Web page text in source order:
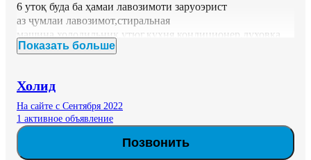
6 утоқ буда ба ҳамаи лавозимоти заруоэрист
аз ҷумлаи лавозимот,стиральная
машина,холодильник,утюг,кухня,кондиционер,духовка
мебошад. 85 сомонӣ сари як нафар. ва агар дар алохидаги
Уважаемые гости столицы.  Мы рады вас принимать в
гости.  Стараемся,чтоб у вас было комфортно.  комната в
отдельности стоить 250сомони. в общый 85 за человека.
Позвоните от 7 утра до 2:00. Мир вам!
Показать больше
Холид
На сайте с Сентября 2022
1 активное объявление
Позвонить